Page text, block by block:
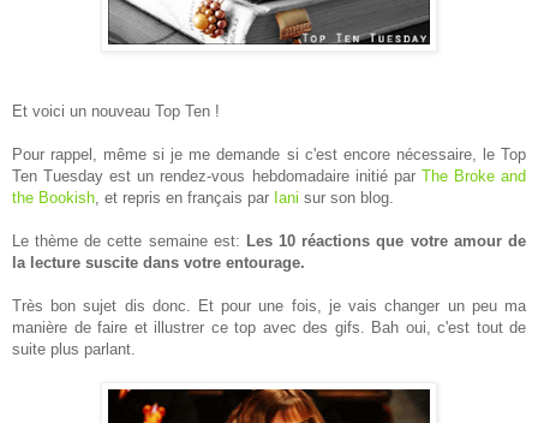
Et voici un nouveau Top Ten !
Pour rappel, même si je me demande si c'est encore nécessaire, le Top
Ten Tuesday est un rendez-vous hebdomadaire initié par The Broke and
the Bookish , et repris en français par Iani sur son blog.
Le thème de cette semaine est: Les 10 réactions que votre amour de
la lecture suscite dans votre entourage.
Très bon sujet dis donc. Et pour une fois, je vais changer un peu ma
manière de faire et illustrer ce top avec des gifs. Bah oui, c'est tout de
suite plus parlant.